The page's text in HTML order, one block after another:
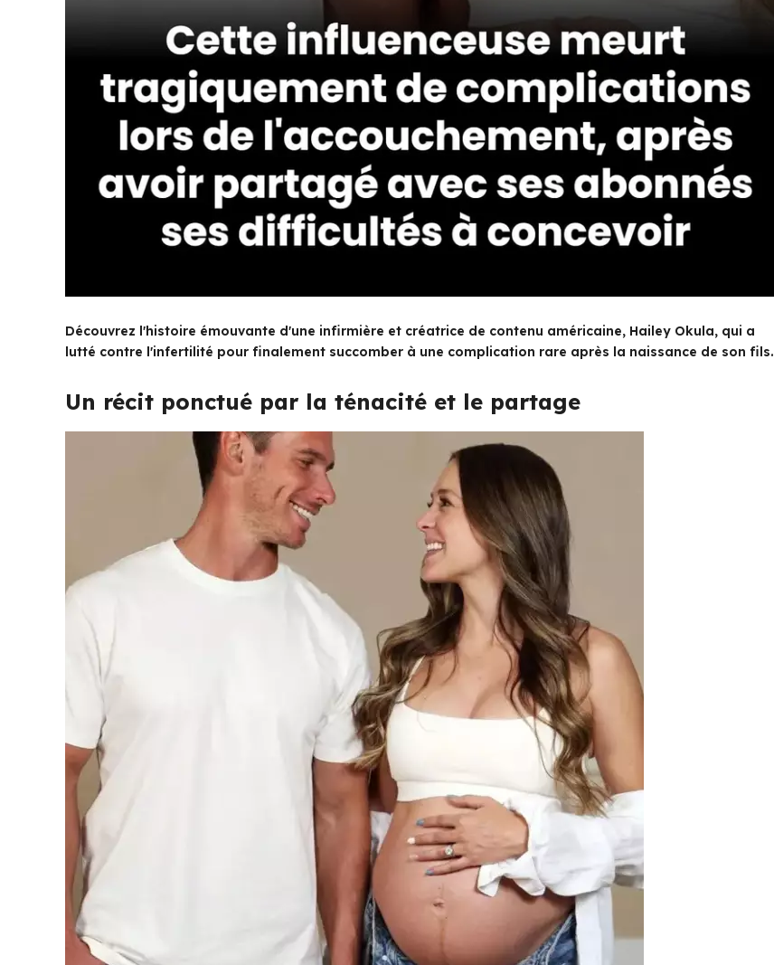
Découvrez l'histoire émouvante d'une infirmière et créatrice de contenu américaine, Hailey Okula, qui a
lutté contre l'infertilité pour finalement succomber à une complication rare après la naissance de son fils.
Un récit ponctué par la ténacité et le partage